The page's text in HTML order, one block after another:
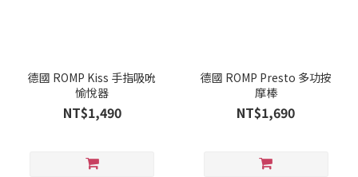
德國 ROMP Kiss 手指吸吮
愉悅器
NT$1,490
德國 ROMP Presto 多功按
摩棒
NT$1,690